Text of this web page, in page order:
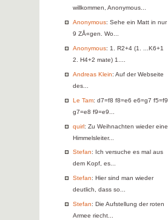
willkommen, Anonymous...
Anonymous: Sehe ein Matt in nur
9 ZÅ«gen. Wo...
Anonymous: 1. R2+4 (1. ...K6+1
2. H4+2 mate) 1....
Andreas Klein: Auf der Webseite
des...
Le Tam: d7=f8 f8=e6 e6=g7 f5=f9
g7=e8 f9=e9...
quirl: Zu Weihnachten wieder eine
Himmelsleiter...
Stefan: Ich versuche es mal aus
dem Kopf, es...
Stefan: Hier sind man wieder
deutlich, dass so...
Stefan: Die Aufstellung der roten
Armee riecht...